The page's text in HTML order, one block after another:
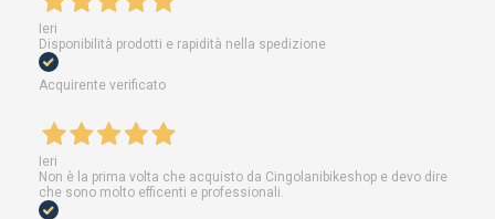
Ieri
Disponibilità prodotti e rapidità nella spedizione
Acquirente verificato
Ieri
Non è la prima volta che acquisto da Cingolanibikeshop e devo dire
che sono molto efficenti e professionali.